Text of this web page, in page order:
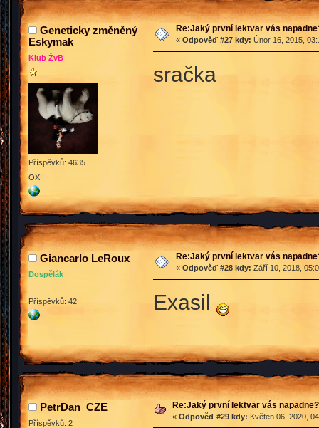
Geneticky změněný
Eskymak
Klub ŽvB
Příspěvků: 4635
OXI!
Re:Jaký první lektvar vás
« Odpověď #27 kdy: Únor 16, 2015,
sračka
Giancarlo LeRoux
Dospělák
Příspěvků: 42
Re:Jaký první lektvar vás
« Odpověď #28 kdy: Září 10, 2018,
Exasil
PetrDan_CZE
Příspěvků: 2
Re:Jaký první lektvar vás napadne?
« Odpověď #29 kdy: Květen 06, 2020,